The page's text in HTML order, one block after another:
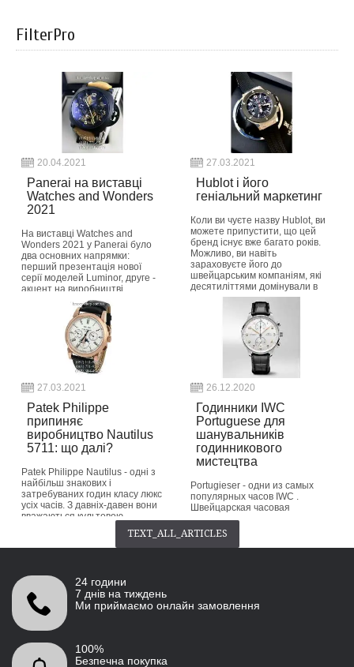
FilterPro
20.04.2021
Panerai на виставці
Watches and Wonders
2021
На виставці Watches and
Wonders 2021 у Panerai було
два основних напрямки:
перший презентація нової
серії моделей Luminor, друге -
акцент на виробництві
найбільш екологічно безпечних
годин в світі з п...
button_readmore
27.03.2021
Hublot і його
геніальний маркетинг
Коли ви чуєте назву Hublot, ви
можете припустити, що цей
бренд існує вже багато років.
Можливо, ви навіть
зараховуєте його до
швейцарським компаніям, які
десятиліттями домінували в
годинній індустрії,...
button_readmore
27.03.2021
Patek Philippe
припиняє
виробництво Nautilus
5711: що далі?
Patek Philippe Nautilus - одні з
найбільш знакових і
затребуваних годин класу люкс
усіх часів. З давніх-давен вони
вважаються культовою
класикою серед колекціонерів.
Patek Philippe припиняє випуск
нин...
26.12.2020
Годинники IWC
Portuguese для
шанувальників
годинникового
мистецтва
Portugieser - одни из самых
популярных часов IWC .
Швейцарская часовая
компания выпустила первую
версию этой классической
красоты еще в 1939 году.
Название «Portugieser»
TEXT_ALL_ARTICLES
24 години
7 днів на тиждень
Ми приймаємо онлайн замовлення
100%
Безпечна покупка